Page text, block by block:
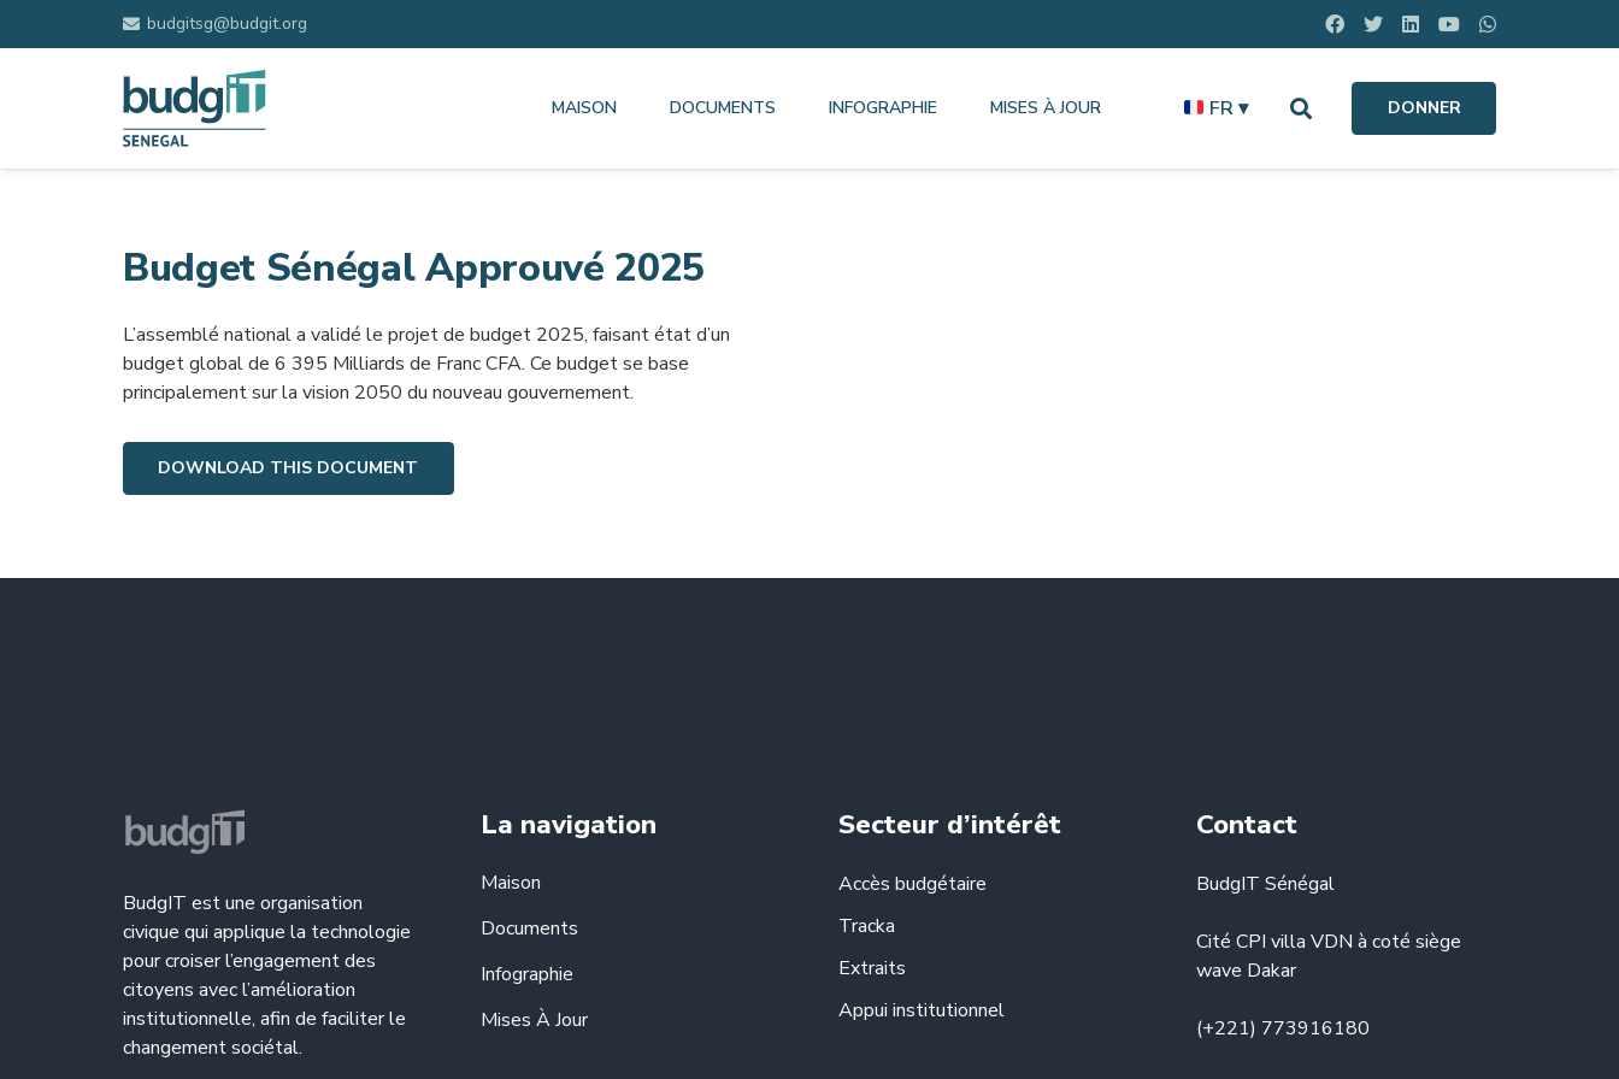
budgitsg@budgit.org
MAISON DOCUMENTS INFOGRAPHIE MISES À JOUR FR ▾ DONNER
Budget Sénégal Approuvé 2025
L’assemblé national a validé le projet de budget 2025, faisant état d’un
budget global de 6 395 Milliards de Franc CFA. Ce budget se base
principalement sur la vision 2050 du nouveau gouvernement.
DOWNLOAD THIS DOCUMENT
BudgIT est une organisation
civique qui applique la technologie
pour croiser l’engagement des
citoyens avec l’amélioration
institutionnelle, afin de faciliter le
changement sociétal.
La navigation
Maison
Documents
Infographie
Mises À Jour
Secteur d’intérêt
Accès budgétaire
Tracka
Extraits
Appui institutionnel
Contact
BudgIT Sénégal
Cité CPI villa VDN à coté siège
wave Dakar
(+221) 773916180